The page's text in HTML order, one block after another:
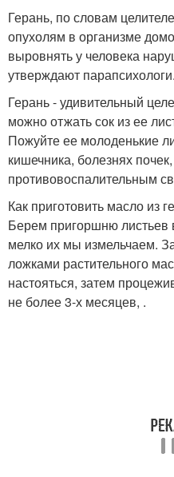
Герань, по словам
опухолям в организме
выровнять у человека
утверждают парапсихологи.
Герань - удивительный
можно отжать сок из ее
Пожуйте ее молоденькие
кишечника, болезнях
противовоспалительным
Как приготовить масло из
Берем пригоршню листьев
мелко их мы измельчаем.
ложками растительного
настояться, затем
не более 3-х месяцев, .